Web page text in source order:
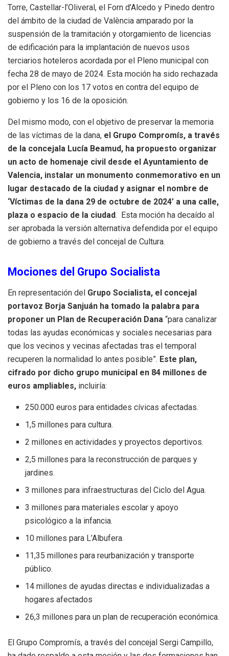
Torre, Castellar-l’Oliveral, el Forn d’Alcedo y Pinedo dentro
del ámbito de la ciudad de València amparado por la
suspensión de la tramitación y otorgamiento de licencias
de edificación para la implantación de nuevos usos
terciarios hoteleros acordada por el Pleno municipal con
fecha 28 de mayo de 2024. Esta moción ha sido rechazada
por el Pleno con los 17 votos en contra del equipo de
gobierno y los 16 de la oposición.
Del mismo modo, con el objetivo de preservar la memoria
de las víctimas de la dana, el Grupo Compromís, a través
de la concejala Lucía Beamud, ha propuesto organizar
un acto de homenaje civil desde el Ayuntamiento de
Valencia, instalar un monumento conmemorativo en un
lugar destacado de la ciudad y asignar el nombre de
‘Víctimas de la dana 29 de octubre de 2024’ a una calle,
plaza o espacio de la ciudad. Esta moción ha decaído al
ser aprobada la versión alternativa defendida por el equipo
de gobierno a través del concejal de Cultura.
Mociones del Grupo Socialista
En representación del Grupo Socialista, el concejal
portavoz Borja Sanjuán ha tomado la palabra para
proponer un Plan de Recuperación Dana “para canalizar
todas las ayudas económicas y sociales necesarias para
que los vecinos y vecinas afectadas tras el temporal
recuperen la normalidad lo antes posible”. Este plan,
cifrado por dicho grupo municipal en 84 millones de
euros ampliables, incluiría:
250.000 euros para entidades cívicas afectadas.
1,5 millones para cultura.
2 millones en actividades y proyectos deportivos.
2,5 millones para la reconstrucción de parques y
jardines.
3 millones para infraestructuras del Ciclo del Agua.
3 millones para materiales escolar y apoyo
psicológico a la infancia.
10 millones para L’Albufera.
11,35 millones para reurbanización y transporte
público.
14 millones de ayudas directas e individualizadas a
hogares afectados
26,3 millones para un plan de recuperación económica.
El Grupo Compromís, a través del concejal Sergi Campillo,